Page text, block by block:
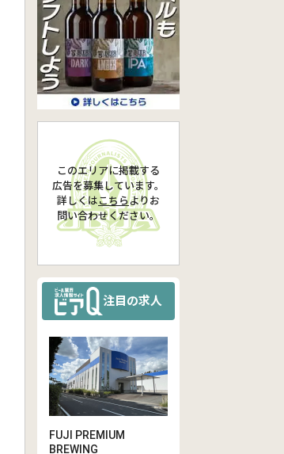
このエリアに掲載する
広告を募集しています。
詳しくは こちらより お
問い合わせください。
注目の求人
FUJI PREMIUM
BREWING